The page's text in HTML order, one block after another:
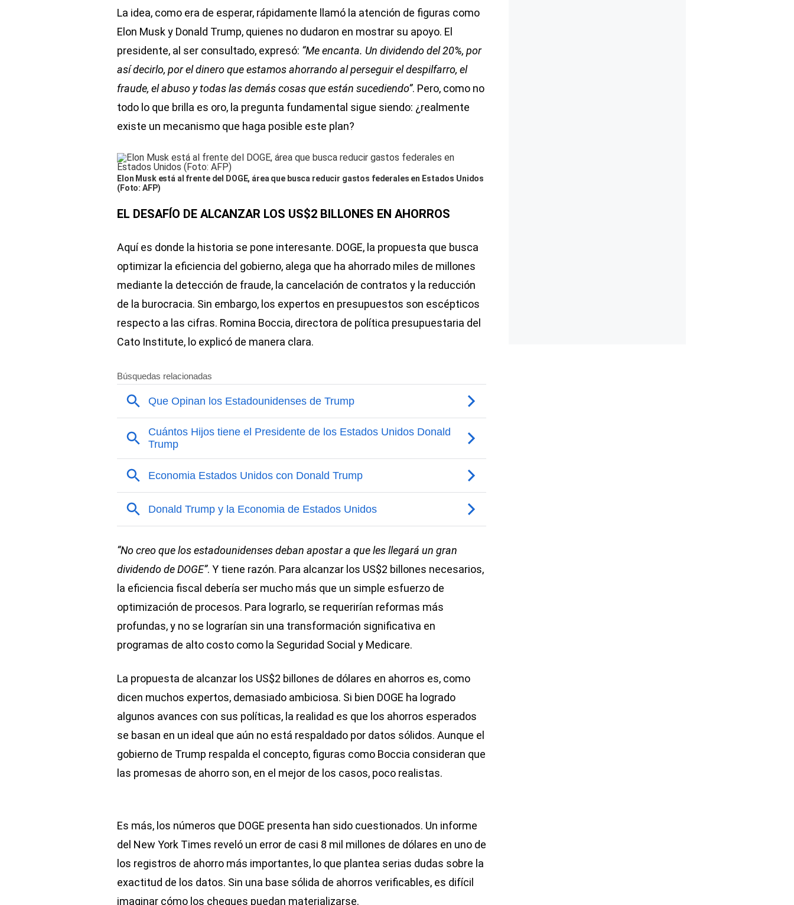
La idea, como era de esperar, rápidamente llamó la atención de figuras como
Elon Musk y Donald Trump, quienes no dudaron en mostrar su apoyo. El
presidente, al ser consultado, expresó: “Me encanta. Un dividendo del 20%, por
así decirlo, por el dinero que estamos ahorrando al perseguir el despilfarro, el
fraude, el abuso y todas las demás cosas que están sucediendo”. Pero, como no
todo lo que brilla es oro, la pregunta fundamental sigue siendo: ¿realmente
existe un mecanismo que haga posible este plan?
Elon Musk está al frente del DOGE, área que busca reducir gastos federales en Estados Unidos
(Foto: AFP)
EL DESAFÍO DE ALCANZAR LOS US$2 BILLONES EN AHORROS
Aquí es donde la historia se pone interesante. DOGE, la propuesta que busca
optimizar la eficiencia del gobierno, alega que ha ahorrado miles de millones
mediante la detección de fraude, la cancelación de contratos y la reducción
de la burocracia. Sin embargo, los expertos en presupuestos son escépticos
respecto a las cifras. Romina Boccia, directora de política presupuestaria del
Cato Institute, lo explicó de manera clara.
“No creo que los estadounidenses deban apostar a que les llegará un gran
dividendo de DOGE”. Y tiene razón. Para alcanzar los US$2 billones necesarios,
la eficiencia fiscal debería ser mucho más que un simple esfuerzo de
optimización de procesos. Para lograrlo, se requerirían reformas más
profundas, y no se lograrían sin una transformación significativa en
programas de alto costo como la Seguridad Social y Medicare.
La propuesta de alcanzar los US$2 billones de dólares en ahorros es, como
dicen muchos expertos, demasiado ambiciosa. Si bien DOGE ha logrado
algunos avances con sus políticas, la realidad es que los ahorros esperados
se basan en un ideal que aún no está respaldado por datos sólidos. Aunque el
gobierno de Trump respalda el concepto, figuras como Boccia consideran que
las promesas de ahorro son, en el mejor de los casos, poco realistas.
Es más, los números que DOGE presenta han sido cuestionados. Un informe
del New York Times reveló un error de casi 8 mil millones de dólares en uno de
los registros de ahorro más importantes, lo que plantea serias dudas sobre la
exactitud de los datos. Sin una base sólida de ahorros verificables, es difícil
imaginar cómo los cheques puedan materializarse.